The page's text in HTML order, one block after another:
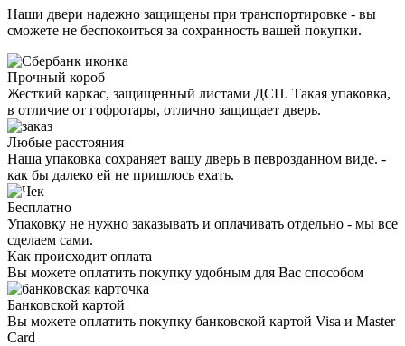
Наши двери надежно защищены при транспортировке - вы
сможете не беспокоиться за сохранность вашей покупки.
Прочный короб
Жесткий каркас, защищенный листами ДСП. Такая упаковка,
в отличие от гофротары, отлично защищает дверь.
Любые расстояния
Наша упаковка сохраняет вашу дверь в певрозданном виде. -
как бы далеко ей не пришлось ехать.
Бесплатно
Упаковку не нужно заказывать и оплачивать отдельно - мы все
сделаем сами.
Как происходит оплата
Вы можете оплатить покупку удобным для Вас способом
Банковской картой
Вы можете оплатить покупку банковской картой Visa и Master
Card